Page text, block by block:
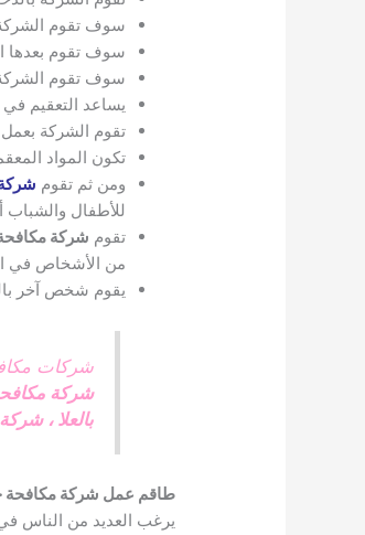
سوف تقوم الشركة
سوف تقوم بعدها
سوف تقوم الشركة
يساعد التعقيم
تقوم الشركة
تكون المواد
ومن ثم تقوم
للأطفال والشباب
تقوم شركة
من الأشخاص في
يقوم شخص آخر
شركات
شركة
بالعلا ،
طاقم عمل شركة مكافحة
يرغب العديد من الناس